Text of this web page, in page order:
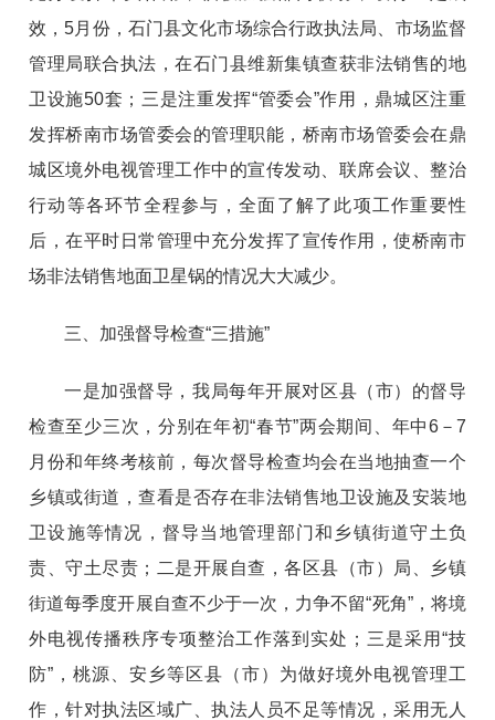
效，5月份，石门县文化市场综合行政执法局、市场监督
管理局联合执法，在石门县维新集镇查获非法销售的地
卫设施50套；三是注重发挥“管委会”作用，鼎城区注重
发挥桥南市场管委会的管理职能，桥南市场管委会在鼎
城区境外电视管理工作中的宣传发动、联席会议、整治
行动等各环节全程参与，全面了解了此项工作重要性
后，在平时日常管理中充分发挥了宣传作用，使桥南市
场非法销售地面卫星锅的情况大大减少。
三、加强督导检查“三措施”
一是加强督导，我局每年开展对区县（市）的督导
检查至少三次，分别在年初“春节”两会期间、年中6－7
月份和年终考核前，每次督导检查均会在当地抽查一个
乡镇或街道，查看是否存在非法销售地卫设施及安装地
卫设施等情况，督导当地管理部门和乡镇街道守土负
责、守土尽责；二是开展自查，各区县（市）局、乡镇
街道每季度开展自查不少于一次，力争不留“死角”，将境
外电视传播秩序专项整治工作落到实处；三是采用“技
防”，桃源、安乡等区县（市）为做好境外电视管理工
作，针对执法区域广、执法人员不足等情况，采用无人